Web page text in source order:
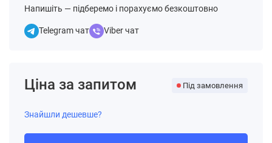
Напишіть — підберемо і порахуємо безкоштовно
Telegram чат Viber чат
Ціна за запитом Під замовлення
Знайшли дешевше?